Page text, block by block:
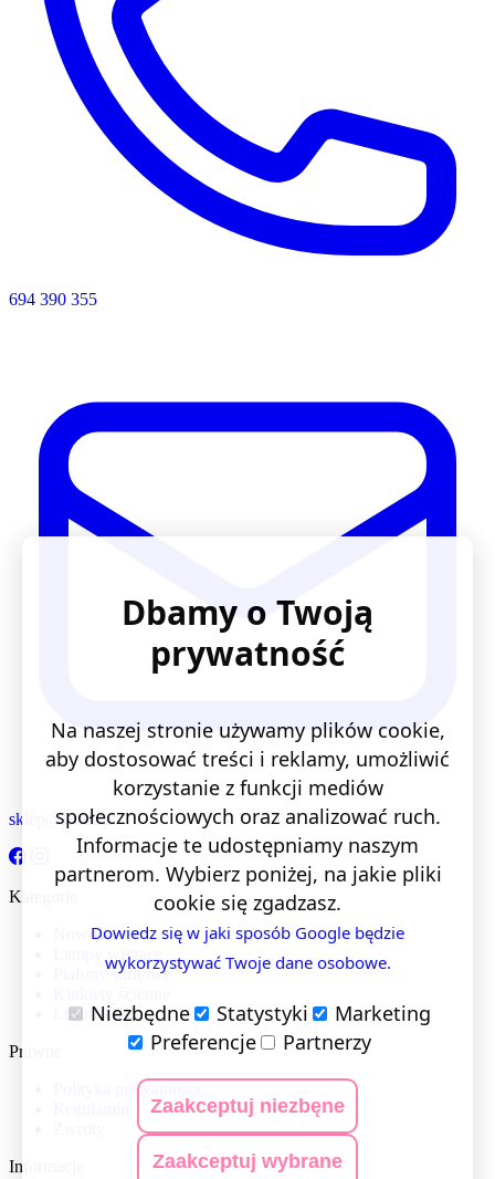
694 390 355
sklep@lentis.pl
Kategorie
Nowości
Lampy wiszące
Plafony sufitowe
Lustra LED
Prawne
Polityka prywatności
Informacje
Dbamy o Twoją
prywatność
Na naszej stronie używamy plików cookie,
aby dostosować treści i reklamy, umożliwić
korzystanie z funkcji mediów
społecznościowych oraz analizować ruch.
Informacje te udostępniamy naszym
partnerom. Wybierz poniżej, na jakie pliki
cookie się zgadzasz.
Dowiedz się w jaki sposób Google będzie
wykorzystywać Twoje dane osobowe.
Niezbędne Statystyki
Marketing
Preferencje
Partnerzy
Zaakceptuj niezbęne
Zaakceptuj wybrane